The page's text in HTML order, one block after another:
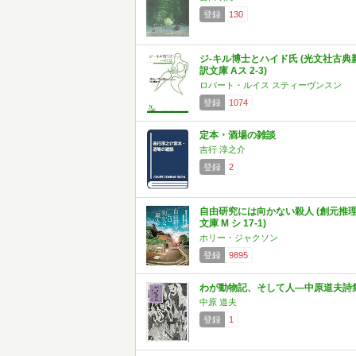
登録
130
ジ-キル博士とハイド氏 (光文社古典
訳文庫 Aス 2-3)
ロバート・ルイス スティーヴンスン
登録
1074
定本・酒場の雑談
吉行 淳之介
登録
2
自由研究には向かない殺人 (創元推
文庫 M シ 17-1)
ホリー・ジャクソン
登録
9895
わが動物記、そして人―中原道夫詩
中原 道夫
登録
1